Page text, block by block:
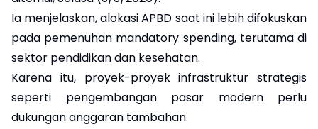
Ia menjelaskan, alokasi APBD saat ini lebih difokuskan
pada pemenuhan mandatory spending, terutama di
sektor pendidikan dan kesehatan.
Karena itu, proyek-proyek infrastruktur strategis
seperti pengembangan pasar modern perlu
dukungan anggaran tambahan.